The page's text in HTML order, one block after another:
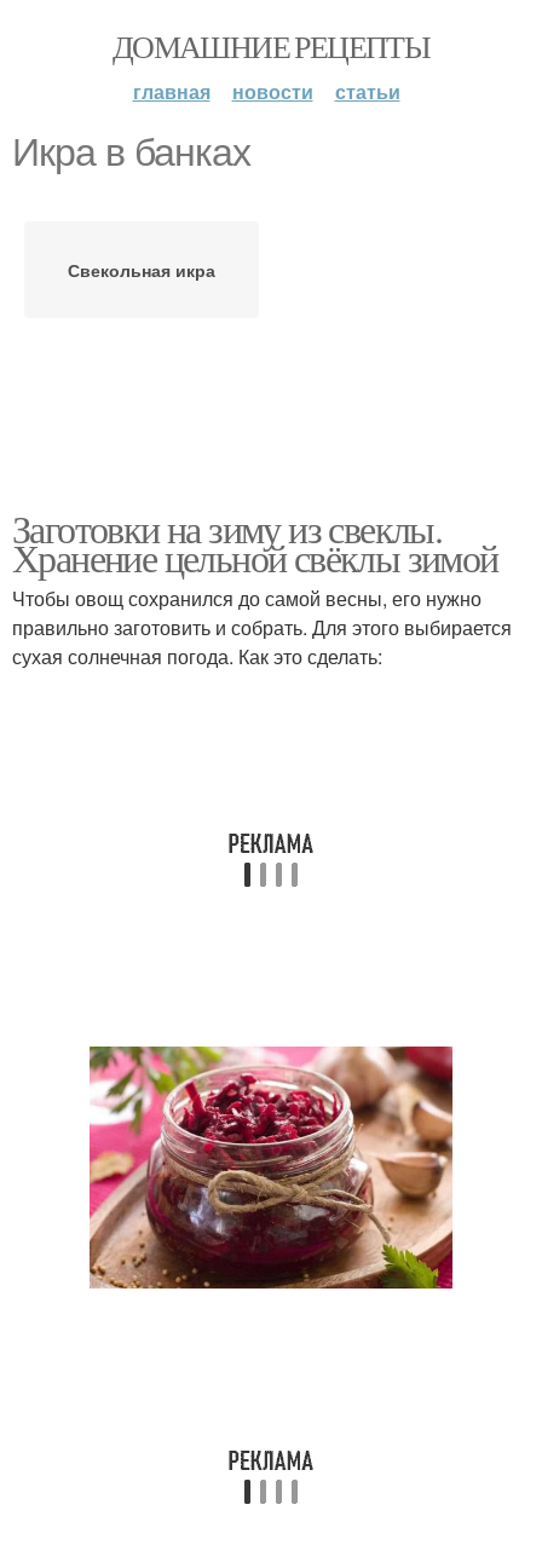
ДОМАШНИЕ РЕЦЕПТЫ
главная новости статьи
Икра в банках
Свекольная икра
Заготовки на зиму из свеклы.
Хранение цельной свёклы зимой
Чтобы овощ сохранился до самой весны, его нужно
правильно заготовить и собрать. Для этого выбирается
сухая солнечная погода. Как это сделать: